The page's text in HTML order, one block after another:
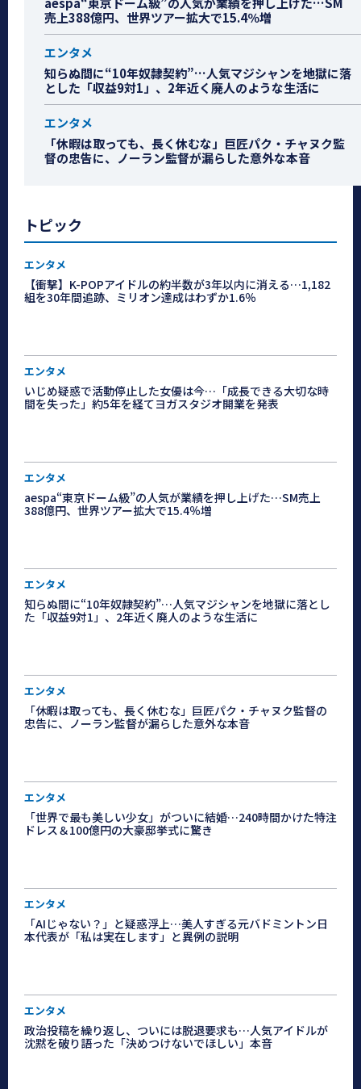
売上388億円、世界ツアー拡大で15.4％増
エンタメ
知らぬ間に“10年奴隷契約”…人気マジシャンを地獄に落
とした「収益9対1」、2年近く廃人のような生活に
エンタメ
「休暇は取っても、長く休むな」巨匠パク・チャヌク監
督の忠告に、ノーラン監督が漏らした意外な本音
トピック
エンタメ
【衝撃】K-POPアイドルの約半数が3年以内に消える…1,182
組を30年間追跡、ミリオン達成はわずか1.6％
エンタメ
いじめ疑惑で活動停止した女優は今…「成長できる大切な時
間を失った」約5年を経てヨガスタジオ開業を発表
エンタメ
aespa“東京ドーム級”の人気が業績を押し上げた…SM売上
388億円、世界ツアー拡大で15.4％増
エンタメ
知らぬ間に“10年奴隷契約”…人気マジシャンを地獄に落とし
た「収益9対1」、2年近く廃人のような生活に
エンタメ
「休暇は取っても、長く休むな」巨匠パク・チャヌク監督の
忠告に、ノーラン監督が漏らした意外な本音
エンタメ
「世界で最も美しい少女」がついに結婚…240時間かけた特注
ドレス＆100億円の大豪邸挙式に驚き
エンタメ
「AIじゃない？」と疑惑浮上…美人すぎる元バドミントン日
本代表が「私は実在します」と異例の説明
エンタメ
政治投稿を繰り返し、ついには脱退要求も…人気アイドルが
沈黙を破り語った「決めつけないでほしい」本音